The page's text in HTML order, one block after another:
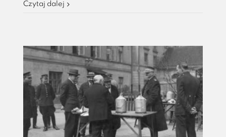
Chłopi”
czyli
jak
Władysław
Reymont
otrzymał
literacką
nagrodę
Czytaj dalej